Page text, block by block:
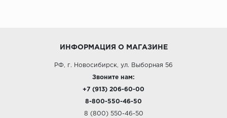
ИНФОРМАЦИЯ О МАГАЗИНЕ
РФ, г. Новосибирск, ул. Выборная 56
Звоните нам:
+7 (913) 206-60-00
8-800-550-46-50
8 (800) 550-46-50